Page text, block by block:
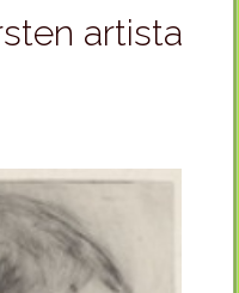
artista